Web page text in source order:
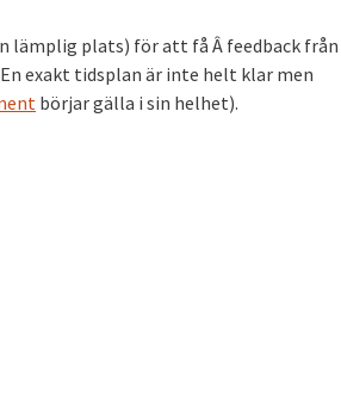
lämplig plats) för att få Â feedback från
exakt tidsplan är inte helt klar men
börjar gälla i sin helhet).